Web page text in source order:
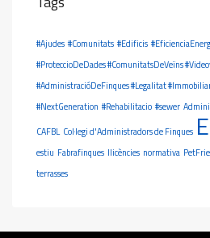
#Ajudes #Comunitats #Edificis
#ProteccioDeDades #ComunitatsDeVeïns
#AdministracióDeFinques #Legalitat
#NextGeneration #Rehabilitacio #sewer
CAFBL Col·legi d'Administradors de Finques
estiu Fabrafinques llicències normativa
terrasses